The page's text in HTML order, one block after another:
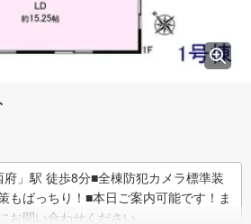
」駅 徒歩8分■全棟防犯カメラ標準装
もばっちり！■本日ご案内可能です！ま
お問い合わせください。